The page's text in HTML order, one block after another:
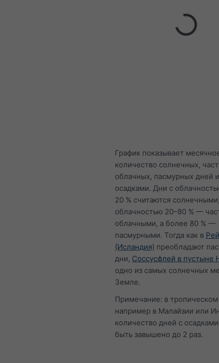
График показывает
количество солнечных,
облачных, пасмурных дней
осадками. Дни с
20 % считаются
облачностью 20–80 % —
облачными, а более 80 % —
пасмурными. Тогда как в
(Исландия) преобладают
дни, Соссусфлей в пустыне
одно из самых солнечных
Земле.
Примечание: в
например в Малайзии или
количество дней с
быть завышено до 2 раз.